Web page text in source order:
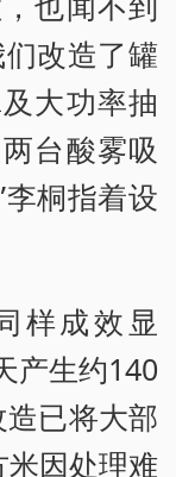
改造了罐
大功率抽
台酸雾吸
桐指着设
样成效显
产生约140
已将大部
因处理难